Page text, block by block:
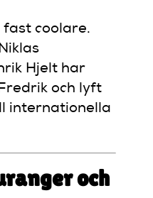
coolare.
Hjelt har
och lyft
internationella
och